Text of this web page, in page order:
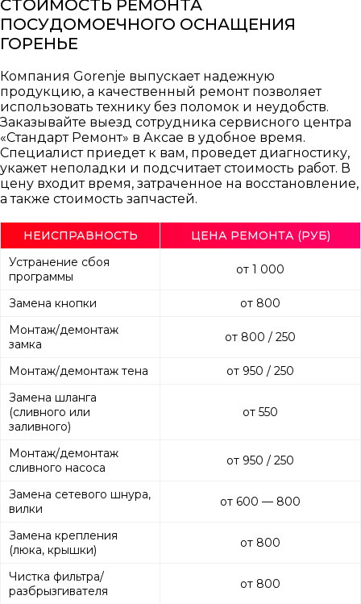
СТОИМОСТЬ РЕМОНТА
ПОСУДОМОЕЧНОГО ОСНАЩЕНИЯ
ГОРЕНЬЕ
Компания Gorenje выпускает надежную
продукцию, а качественный ремонт позволяет
использовать технику без поломок и неудобств.
Заказывайте выезд сотрудника сервисного центра
«Стандарт Ремонт» в Аксае в удобное время.
Специалист приедет к вам, проведет диагностику,
укажет неполадки и подсчитает стоимость работ. В
цену входит время, затраченное на восстановление,
а также стоимость запчастей.
НЕИСПРАВНОСТЬ
ЦЕНА РЕМОНТА (РУБ)
Устранение сбоя
программы
от 1 000
Замена кнопки
от 800
Монтаж/демонтаж
замка
от 800 / 250
Монтаж/демонтаж тена
от 950 / 250
Замена шланга
(сливного или
заливного)
от 550
Монтаж/демонтаж
сливного насоса
от 950 / 250
Замена сетевого шнура,
вилки
от 600 — 800
Замена крепления
(люка, крышки)
от 800
Чистка фильтра/
разбрызгивателя
от 800